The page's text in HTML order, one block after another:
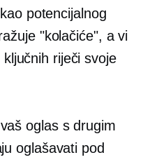
potencijalnog
"kolačiće", a vi
riječi svoje
oglas s drugim
oglašavati pod